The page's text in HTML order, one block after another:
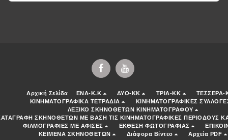
Αρχική Σελίδα ENA-K.K ΔΥΟ-ΚΚ ΤΡΙΑ-ΚΚ
ΤΕΣΣΕΡΑ-
ΚΙΝΗΜΑΤΟΓΡΑΦΙΚΑ ΤΕΤΡΑΔΙΑ
ΚΙΝΗΜΑΤΟΓΡΑΦΙΚΕΣ
ΛΕΞΙΚΟ ΣΚΗΝΟΘΕΤΩΝ ΚΙΝΗΜΑΤΟΓΡΑΦΟΥ
ΣΚΗΝΟΘΕΤΩΝ ΜΕ ΒΑΣΗ ΤΙΣ ΚΙΝΗΜΑΤΟΓΡΑΦΙΚΕΣ ΠΕΡΙΟΔΟΥΣ
ΦΙΛΜΟΓΡΑΦΙΕΣ ΜΕ ΑΦΙΣΕΣ
ΕΚΘΕΣΗ ΦΩΤΟΓΡΑΦΙΑΣ
ΚΕΙΜΕΝΑ ΣΚΗΝΟΘΕΤΩΝ
Διάφορα Βίντεο Αρχεία PDF